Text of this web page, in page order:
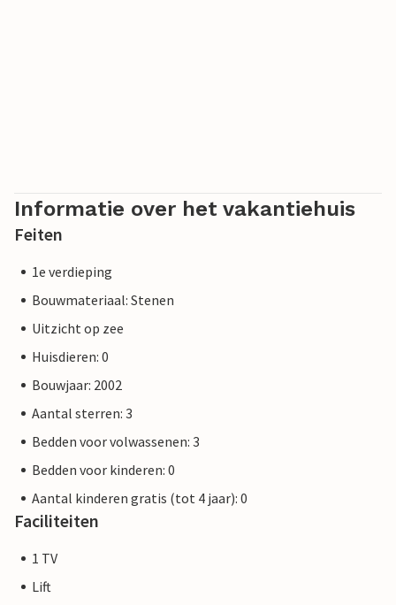
Informatie over het vakantiehuis
Feiten
1e verdieping
Bouwmateriaal: Stenen
Uitzicht op zee
Huisdieren: 0
Bouwjaar: 2002
Aantal sterren: 3
Bedden voor volwassenen: 3
Bedden voor kinderen: 0
Aantal kinderen gratis (tot 4 jaar): 0
Faciliteiten
1 TV
Lift